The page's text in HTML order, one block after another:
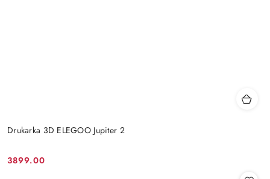
Drukarka 3D ELEGOO Jupiter 2
Cena:
3899.00